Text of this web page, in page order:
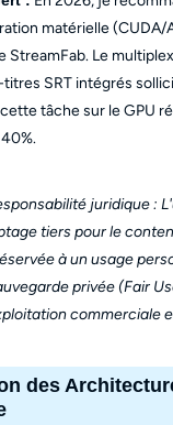
matérielle (CUDA/
StreamFab. Le
titres SRT intégrés
tâche sur le GPU
juridique :
tiers pour le
à un usage
privée (Fair
commerciale
des